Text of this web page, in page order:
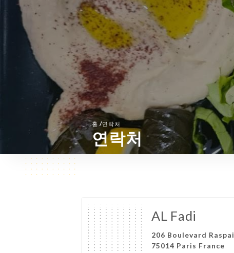
홈 /연락처
연락처
AL Fadi
206 Boulevard
75014 Paris France